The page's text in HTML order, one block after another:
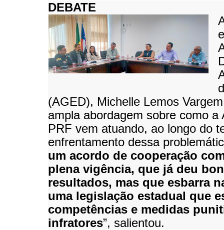
DEBATE
(AGED), Michelle Lemos
ampla abordagem sobre como a
PRF vem atuando, ao longo do
enfrentamento dessa
um acordo de cooperação
plena vigência, que já deu
resultados, mas que esbarra
uma legislação estadual que
competências e medidas
infratores”, salientou.